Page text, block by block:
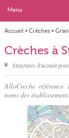
Menu
Accueil > Crèches>
Crèches à
Structures d'accueil
AlloCreche
noms des